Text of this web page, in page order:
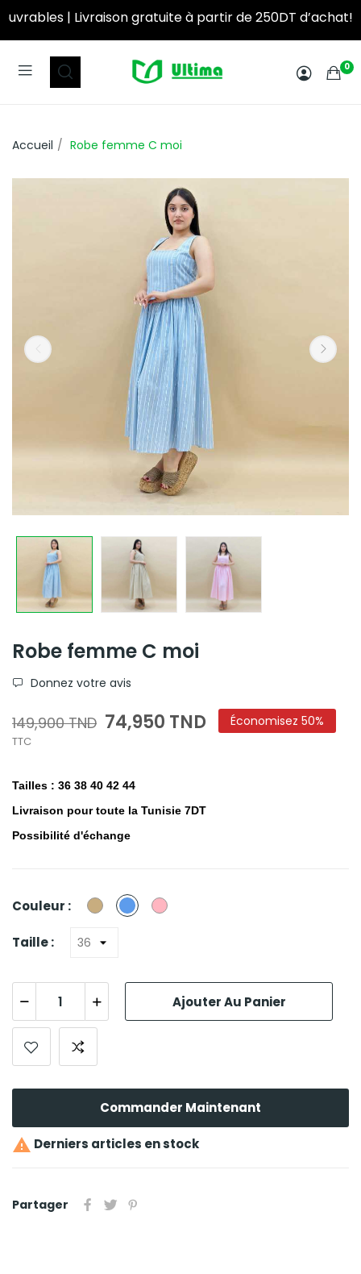
| Livraison gratuite à partir de 250DT d’achat!
0
Accueil Robe femme C moi
Robe femme C moi
Donnez votre avis
149,900 TND 74,950 TND Économisez 50%
TTC
Tailles : 36 38 40 42 44
Livraison pour toute la Tunisie 7DT
Possibilité d'échange
Couleur : BeigeBleu Rose
Taille :
Ajouter Au Panier
Commander Maintenant
 Derniers articles en stock
Partager